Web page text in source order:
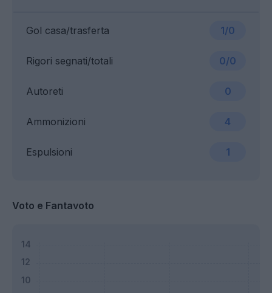
Gol casa/trasferta 1/0
Ammonizioni 4
Rigori segnati/totali 0/0
Espulsioni 1
Autoreti 0
Voto e Fantavoto